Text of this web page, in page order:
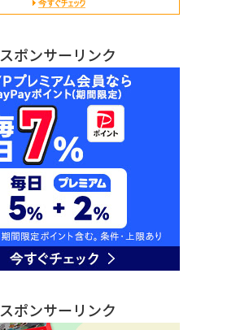
スポンサーリンク
スポンサーリンク